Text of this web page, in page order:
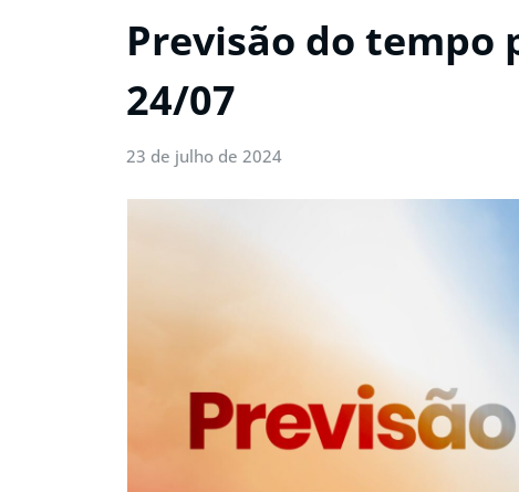
Previsão do
24/07
23 de julho de 2024